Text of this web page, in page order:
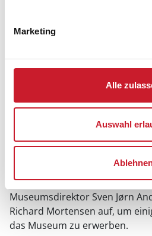
Marketing
Alle
Auswahl
Weitere
Der Richard-Mortensen-Saal
Der Richard-Mortensen-Saal
dem Architektur und Gemälde
sind. Als Trapholt gegründet
Museumsdirektor Sven Jørn
Richard Mortensen auf, um
das Museum zu erwerben.